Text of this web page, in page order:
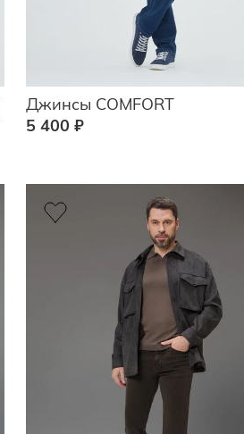
Джинсы COMFORT
5 400 ₽